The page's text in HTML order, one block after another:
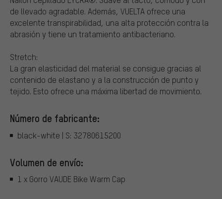
de llevado agradable. Además, VUELTA ofrece una
excelente transpirabilidad, una alta protección contra la
abrasión y tiene un tratamiento antibacteriano.
Stretch:
La gran elasticidad del material se consigue gracias al
contenido de elastano y a la construcción de punto y
tejido. Esto ofrece una máxima libertad de movimiento.
Número de fabricante:
black-white | S: 32780615200
Volumen de envío:
1 x Gorro VAUDE Bike Warm Cap